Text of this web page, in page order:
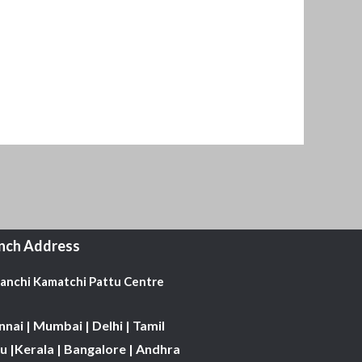
Address
Kamatchi Pattu Centre
| Mumbai | Delhi | Tamil
|Kerala | Bangalore | Andhra